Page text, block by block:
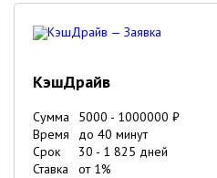
КэшДрайв
Сумма 5000 - 1000000 ₽
Время
до 40 минут
Срок
30 - 1 825 дней
Ставка
от 1%